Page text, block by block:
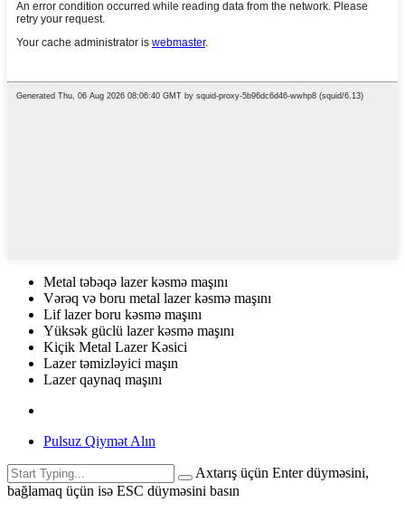
Metal təbəqə lazer kəsmə maşını
Vərəq və boru metal lazer kəsmə maşını
Lif lazer boru kəsmə maşını
Yüksək güclü lazer kəsmə maşını
Kiçik Metal Lazer Kəsici
Lazer təmizləyici maşın
Lazer qaynaq maşını
Pulsuz Qiymət Alın
Axtarış üçün Enter düyməsini,
bağlamaq üçün isə ESC düyməsini basın